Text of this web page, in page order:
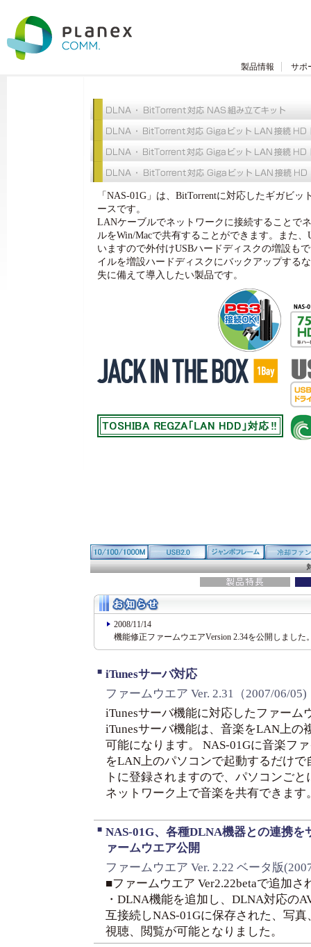
製品情報 サポ
「NAS-01G」は、BitTorrentに対応したギガビ
ースです。
LANケーブルでネットワークに接続することで
ルをWin/Macで共有することができます。また
いますので外付けUSBハードディスクの増設も
イルを増設ハードディスクにバックアップする
失に備えて導入したい製品です。
2008/11/14
機能修正ファームウエアVersion 2.34を公開しました
■ iTunesサーバ対応
ファームウエア Ver. 2.31（2007/06/05)
iTunesサーバ機能に対応したファーム
iTunesサーバ機能は、音楽をLAN上の
可能になります。 NAS-01Gに音楽フ
をLAN上のパソコンで起動するだけ
トに登録されますので、パソコンご
ネットワーク上で音楽を共有できます
■ NAS-01G、各種DLNA機器との連携
ァームウエア公開
ファームウエア Ver. 2.22 ベータ版
■ファームウエア Ver2.22betaで追加さ
・DLNA機能を追加し、DLNA対応の
互接続しNAS-01Gに保存された、写
視聴、閲覧が可能となりました。